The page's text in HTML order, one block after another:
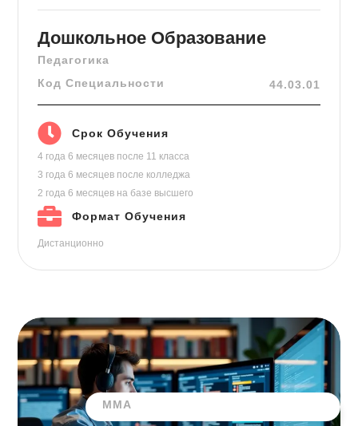
Дошкольное Образование
Педагогика
Код Специальности
44.03.01
Срок Обучения
4 года 6 месяцев после 11 класса
3 года 6 месяцев после колледжа
2 года 6 месяцев на базе высшего
Формат Обучения
Дистанционно
ММА